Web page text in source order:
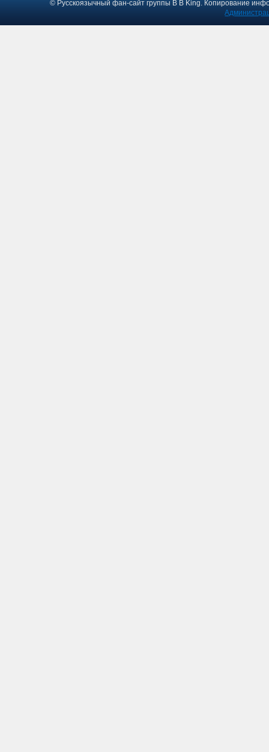
© Русскоязычный фан-сайт группы B B King. Копирование